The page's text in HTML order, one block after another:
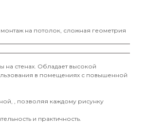
монтаж на потолок, сложная геометрия
на стенах. Обладает высокой
в помещениях с повышенной
, позволяя каждому рисунку
и практичность.